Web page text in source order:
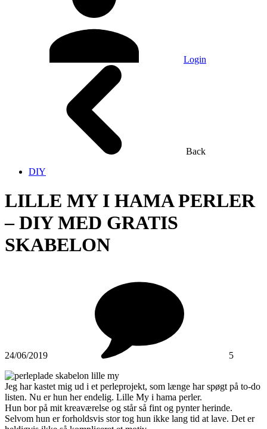
Login
Back
DIY
LILLE MY I HAMA PERLER
– DIY MED GRATIS
SKABELON
24/06/2019 5
Jeg har kastet mig ud i et perleprojekt, som længe har spøgt på to-do
listen. Nu er hun her endelig. Lille My i hama perler.
Hun bor på mit kreaværelse og står så fint og pynter herinde.
Selvom hun er forholdsvis stor tog hun ikke lang tid at lave. Det er